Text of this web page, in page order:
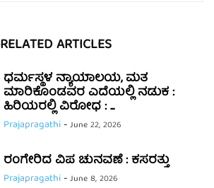
RELATED ARTICLES
ಧರ್ಮಸ್ಥಳ ನ್ಯಾಯಾಲಯ, ಮತ
ಮಾರಿಕೊಂಡವರ ಎದೆಯಲ್ಲಿ ನಡುಕ :
ಹಿರಿಯರಲ್ಲಿ ವಿರೋಧ : ...
Prajapragathi-June 22, 2026
ರಂಗೇರಿದ ವಿಪ ಚುನವಣೆ : ಕಸರತ್ತು
Prajapragathi-June 8, 2026